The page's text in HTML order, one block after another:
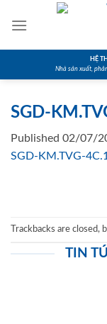
HỆ
Nhà sản xuất,
SGD-
Published 02/07/
SGD-KM.TVG-
Trackbacks are closed,
TIN